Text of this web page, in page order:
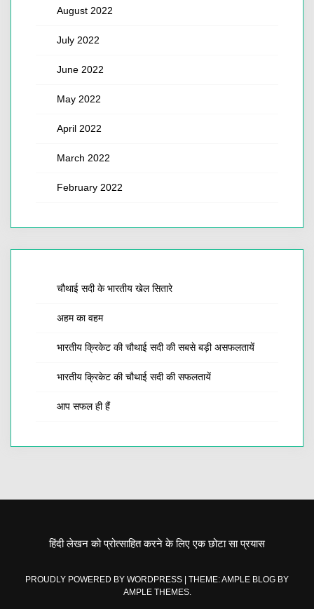
August 2022
July 2022
June 2022
May 2022
April 2022
March 2022
February 2022
चौथाई सदी के भारतीय खेल सितारे
अहम का वहम
भारतीय क्रिकेट की चौथाई सदी की सबसे बड़ी असफलतायें
भारतीय क्रिकेट की चौथाई सदी की सफलतायें
आप सफल ही हैं
हिंदी लेखन को प्रोत्साहित करने के लिए एक छोटा सा प्रयास
PROUDLY POWERED BY WORDPRESS
THEME: AMPLE BLOG BY
AMPLE THEMES.